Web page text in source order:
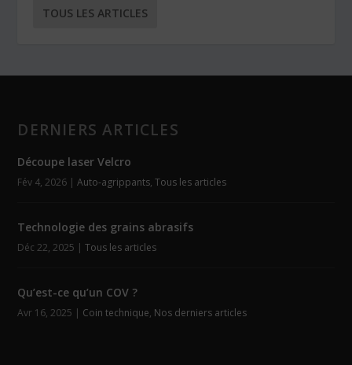
TOUS LES ARTICLES
DERNIERS ARTICLES
Découpe laser Velcro
Fév 4, 2026 |Auto-agrippants,Tous les articles
Technologie des grains abrasifs
Déc 22, 2025 |Tous les articles
Qu’est-ce qu’un COV ?
Avr 16, 2025 | Coin technique, Nos derniers articles